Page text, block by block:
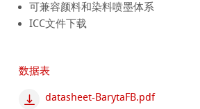
可兼容颜料和染料喷墨体系
ICC文件下载
数据表
datasheet-BarytaFB.pdf